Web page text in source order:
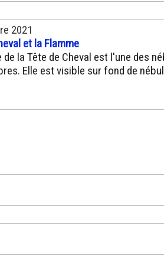
2021
et la Flamme
de la Tête de Cheval est l'une des
Elle est visible sur fond de